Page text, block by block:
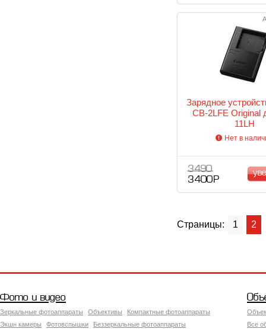
Зарядное
CB-2LFE Original
11LH
Нет в
3 490
3 400 Р
Страницы: 1 2
Фото и видео
Зеркальные фотоаппараты Объективы
Компактные фотоаппараты
Экшн камеры
Фотовспышки
Беззеркальные фотоаппараты
Все